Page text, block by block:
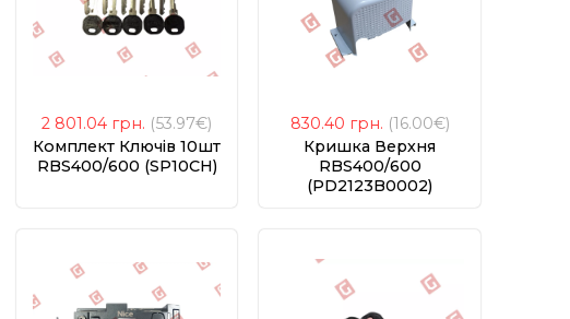
2 801.04 грн. (53.97€)
Комплект Ключів 10шт
RBS400/600 (SP10CH)
830.40 грн. (16.00€)
Кришка Верхня
RBS400/600
(PD2123B0002)